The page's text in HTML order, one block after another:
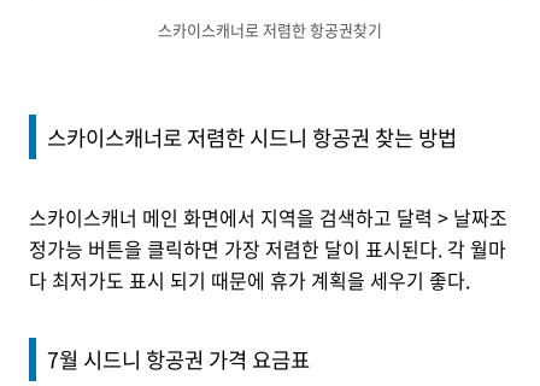
스카이스캐너로 저렴한 항공권찾기
스카이스캐너로 저렴한 시드니 항공권 찾는 방법
스카이스캐너 메인 화면에서 지역을 검색하고 달력 > 날짜조
정가능 버튼을 클릭하면 가장 저렴한 달이 표시된다. 각 월마
다 최저가도 표시 되기 때문에 휴가 계획을 세우기 좋다.
7월 시드니 항공권 가격 요금표